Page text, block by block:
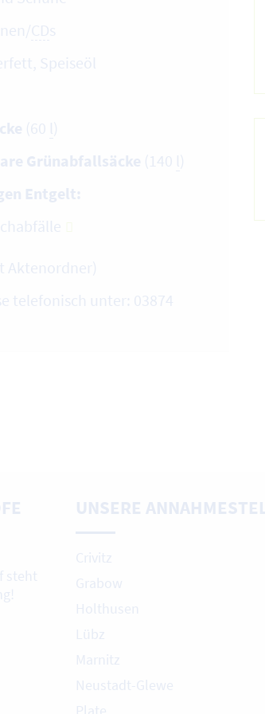
CDs
Speiseöl
(60 l)
Grünabfallsäcke (140 l)
Entgelt:
Aktenordner)
telefonisch unter: 03874
steht
UNSERE
Crivitz
Grabow
Holthusen
Lübz
Marnitz
Neustadt-Glewe
Plate